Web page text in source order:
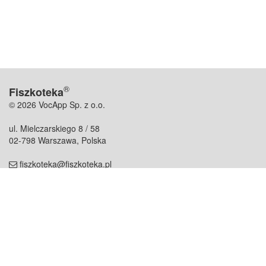
Fiszkoteka®
© 2026 VocApp Sp. z o.o.
ul. Mielczarskiego 8 / 58
02-798 Warszawa, Polska
fiszkoteka@fiszkoteka.pl